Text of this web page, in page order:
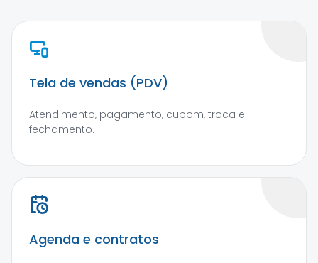
Tela de vendas (PDV)
Atendimento, pagamento, cupom, troca e
fechamento.
Agenda e contratos